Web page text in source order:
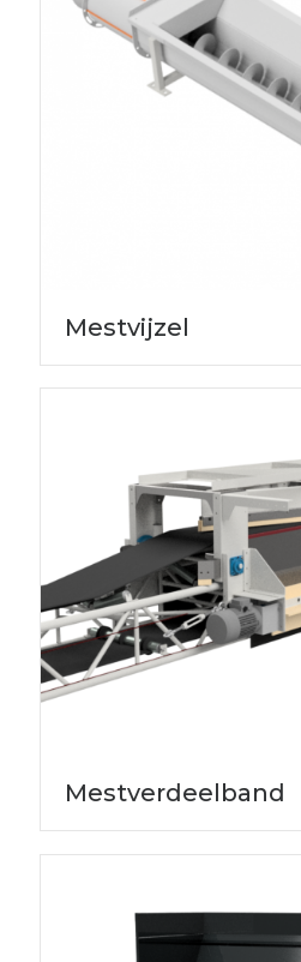
Mestvijzel
Mestverdeelband